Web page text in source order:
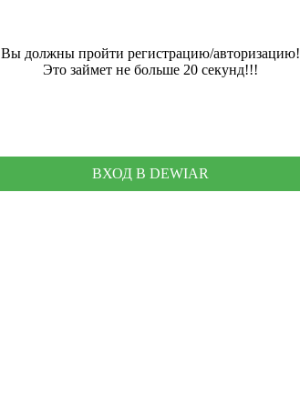
Вы должны пройти регистрацию/авторизацию!
Это займет не больше 20 секунд!!!
ВХОД В DEWIAR